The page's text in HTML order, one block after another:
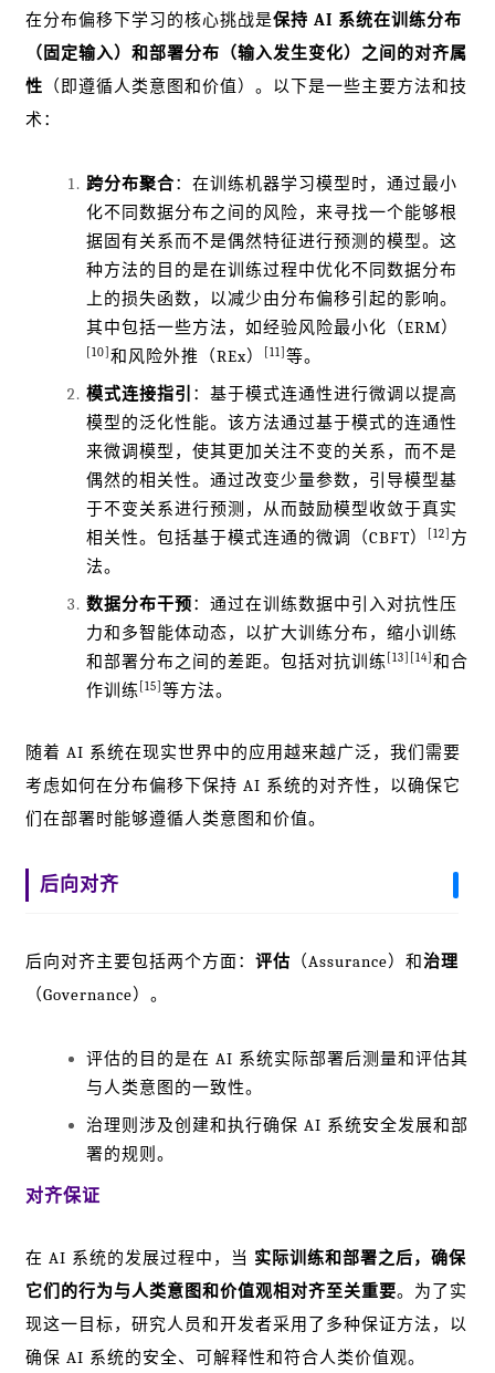
在分布偏移下学习的核心挑战是保持 AI 系统在训练分布
（固定输入）和部署分布（输入发生变化）之间的对齐属
性 （即遵循人类意图和价值）。以下是一些主要方法和技
术：
跨分布聚合：在训练机器学习模型时，通过最小
化不同数据分布之间的风险，来寻找一个能够根
据固有关系而不是偶然特征进行预测的模型。这
种方法的目的是在训练过程中优化不同数据分布
上的损失函数，以减少由分布偏移引起的影响。
其中包括一些方法，如经验风险最小化（ERM）
[10] 和风险外推（REx） [11] 等。
模式连接指引 ：基于模式连通性进行微调以提高
模型的泛化性能。该方法通过基于模式的连通性
来微调模型，使其更加关注不变的关系，而不是
偶然的相关性。通过改变少量参数，引导模型基
于不变关系进行预测，从而鼓励模型收敛于真实
相关性。包括基于模式连通的微调（CBFT）
[12] 方
法。
数据分布干预：通过在训练数据中引入对抗性压
力和多智能体动态，以扩大训练分布，缩小训练
和部署分布之间的差距。包括对抗训练 [13] [14] 和合
作训练 [15] 等方法。
随着 AI 系统在现实世界中的应用越来越广泛，我们需要
考虑如何在分布偏移下保持 AI 系统的对齐性，以确保它
们在部署时能够遵循人类意图和价值。
后向对齐
后向对齐主要包括两个方面： 评估 （Assurance）和治理
（Governance）。
评估的目的是在 AI 系统实际部署后测量和评估其
与人类意图的一致性。
治理则涉及创建和执行确保 AI 系统安全发展和部
署的规则。
对齐保证
在 AI 系统的发展过程中，当 实际训练和部署之后，确保
它们的行为与人类意图和价值观相对齐至关重要。为了实
现这一目标，研究人员和开发者采用了多种保证方法，以
确保 AI 系统的安全、可解释性和符合人类价值观。